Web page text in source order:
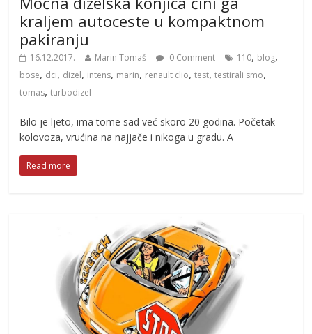
kraljem autoceste u kompaktnom
pakiranju
16.12.2017. Marin Tomaš 0 Comment 110, blog,
bose, dci, dizel, intens, marin, renault clio,test,testirali smo,
tomas,turbodizel
Bilo je ljeto, ima tome sad već skoro 20 godina. Početak
kolovoza, vrućina na najjače i nikoga u gradu. A
Read more